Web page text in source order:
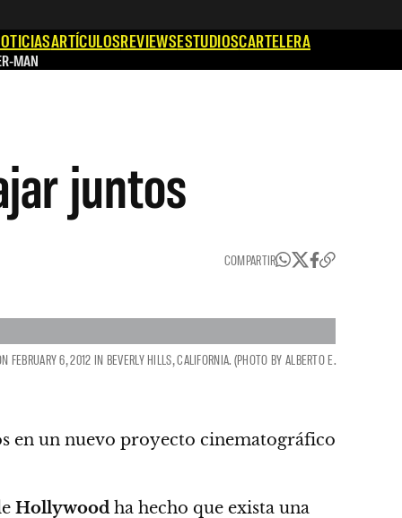
ARTÍCULOSREVIEWSESTUDIOSCARTELERA
MAN
juntos
COMPARTIR
6, 2012 IN BEVERLY HILLS, CALIFORNIA. (PHOTO BY ALBERTO E.
en un nuevo proyecto cinematográfico
Hollywood ha hecho que exista una